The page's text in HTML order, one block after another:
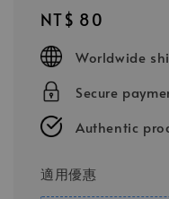
Regular
price
NT$ 80
Worldwide
Secure
Authentic
適用優惠